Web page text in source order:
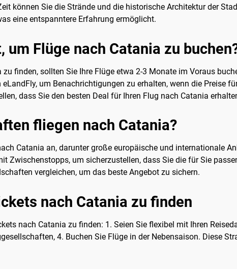
können Sie die Strände und die historische Architektur der
eine entspanntere Erfahrung ermöglicht.
um Flüge nach Catania zu
finden, sollten Sie Ihre Flüge etwa 2-3 Monate im Voraus
um Benachrichtigungen zu erhalten, wenn die Preise
dass Sie den besten Deal für Ihren Flug nach Catania
fliegen nach Catania?
Catania an, darunter große europäische und internationale
Zwischenstopps, um sicherzustellen, dass Sie die für Sie
vergleichen, um das beste Angebot zu sichern.
nach Catania zu finden
nach Catania zu finden: 1. Seien Sie flexibel mit Ihren
4. Buchen Sie Flüge in der Nebensaison. Diese